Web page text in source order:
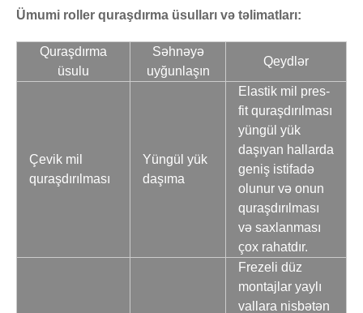
Ümumi roller quraşdırma üsulları və təlimatları:
Quraşdırma
üsulu
Səhnəyə
uyğunlaşın
Qeydlər
Çevik mil
quraşdırılması
Yüngül yük
daşıma
Elastik mil pres-
fit quraşdırılması
yüngül yük
daşıyan hallarda
geniş istifadə
olunur və onun
quraşdırılması
və saxlanması
çox rahatdır.
Frezeli düz
montajlar yaylı
vallara nisbətən